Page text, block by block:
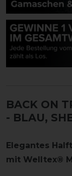
BACK ON
- BLAU,
Elegantes
mit Welltex®